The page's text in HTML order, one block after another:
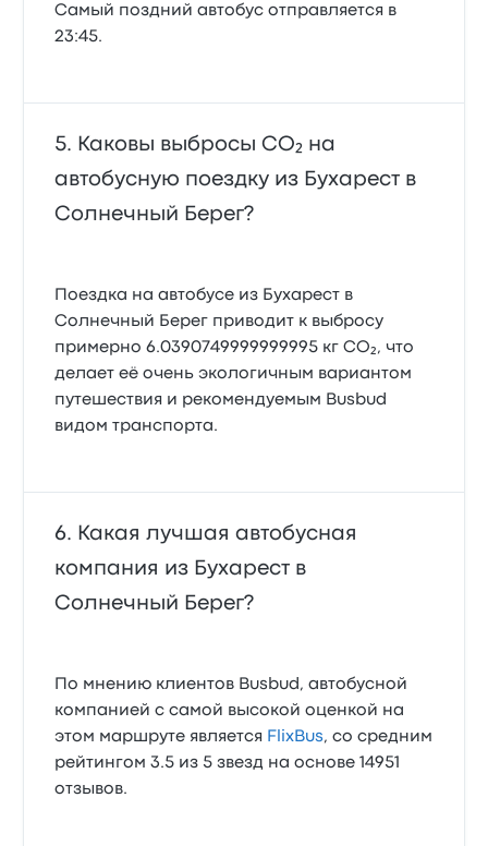
Самый поздний автобус отправляется в
23:45.
Каковы выбросы CO₂ на
автобусную поездку из Бухарест в
Солнечный Берег?
Поездка на автобусе из Бухарест в
Солнечный Берег приводит к выбросу
примерно 6.0390749999999995 кг CO₂, что
делает её очень экологичным вариантом
путешествия и рекомендуемым Busbud
видом транспорта.
Какая лучшая автобусная
компания из Бухарест в
Солнечный Берег?
По мнению клиентов Busbud, автобусной
компанией с самой высокой оценкой на
этом маршруте является FlixBus, со средним
рейтингом 3.5 из 5 звезд на основе 14951
отзывов.